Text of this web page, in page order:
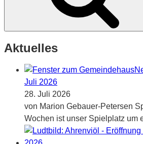
Aktuelles
Juli 2026
28. Juli 2026
von Marion Gebauer-Petersen
Wochen ist unser Spielplatz um